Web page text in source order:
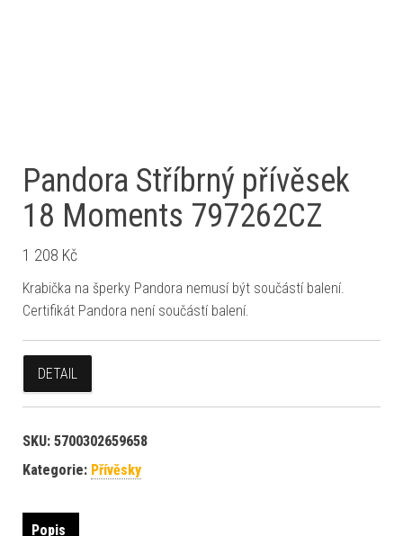
Pandora Stříbrný přívěsek
18 Moments 797262CZ
1 208 Kč
Krabička na šperky Pandora nemusí být součástí balení.
Certifikát Pandora není součástí balení.
DETAIL
SKU: 5700302659658
Kategorie: Přívěsky
Popis